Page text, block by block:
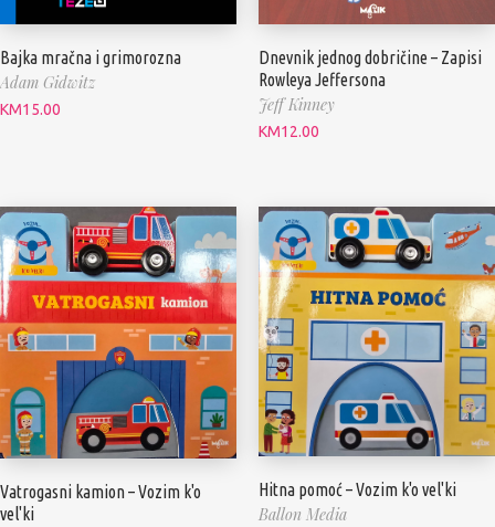
Bajka mračna i grimorozna
Adam Gidwitz
KM15.00
Dnevnik jednog dobričine – Zapisi
Rowleya Jeffersona
Jeff Kinney
KM12.00
Vatrogasni kamion – Vozim k'o
vel'ki
Hitna pomoć – Vozim k'o vel'ki
Ballon Media